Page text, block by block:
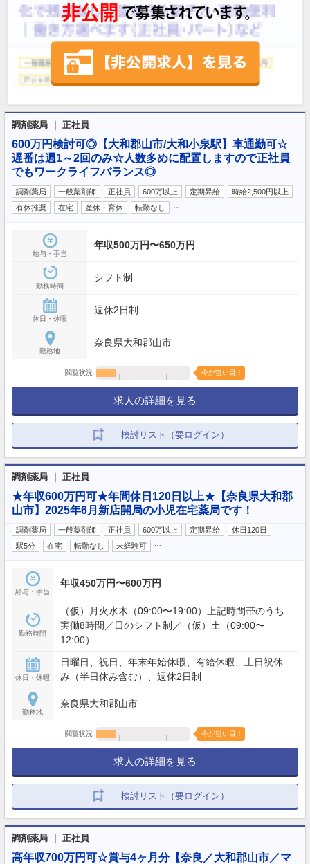
調剤薬局 ｜ 正社員
600万円検討可◎【大和郡山市/大和小泉駅】車通勤可☆
遅番は週1～2回のみ☆人数多めに配置しますので正社員
でもワークライフバランス◎
調剤薬局 一般薬剤師 正社員 600万以上 定期昇給
時給2,500円以上
有休推奨
在宅 産休・育休 転勤なし
給与・手当
年収500万円〜650万円
勤務時間
シフト制
休日・休暇
週休2日制
勤務地
奈良県大和郡山市
閲覧状況 今が狙い目！
求人の詳細を見る
検討リスト（要ログイン）
調剤薬局 ｜ 正社員
★年収600万円可★年間休日120日以上★【奈良県大和郡
山市】2025年6月新店開局の小児在宅薬局です！
調剤薬局 一般薬剤師 正社員 600万以上 定期昇給
休日120日
駅5分
在宅 転勤なし 未経験可
給与・手当
年収450万円〜600万円
勤務時間
（仮）月火水木（09:00〜19:00）上記時間帯のうち
実働8時間／日のシフト制／（仮）土（09:00〜
12:00）
休日・休暇
日曜日、祝日、年末年始休暇、有給休暇、土日祝休
み（半日休み含む）、週休2日制
勤務地
奈良県大和郡山市
閲覧状況 今が狙い目！
求人の詳細を見る
検討リスト（要ログイン）
調剤薬局 ｜ 正社員
高年収700万円可☆賞与4ヶ月分【奈良／大和郡山市／マ